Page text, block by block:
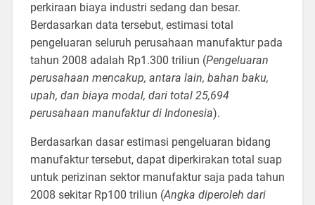
perkiraan biaya industri sedang dan besar.
Berdasarkan data tersebut, estimasi total
pengeluaran seluruh perusahaan manufaktur pada
tahun 2008 adalah Rp1.300 triliun (Pengeluaran
perusahaan mencakup, antara lain, bahan baku,
upah, dan biaya modal, dari total 25,694
perusahaan manufaktur di Indonesia).
Berdasarkan dasar estimasi pengeluaran bidang
manufaktur tersebut, dapat diperkirakan total suap
untuk perizinan sektor manufaktur saja pada tahun
2008 sekitar Rp100 triliun (Angka diperoleh dari